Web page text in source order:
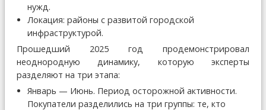
нужд.
Локация: районы с развитой городской
инфраструктурой.
Прошедший 2025 год продемонстрировал
неоднородную динамику, которую эксперты
разделяют на три этапа:
Январь — Июнь. Период осторожной активности.
Покупатели разделились на три группы: те, кто